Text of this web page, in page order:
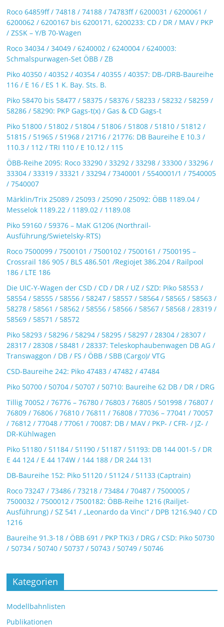
Roco 64859ff / 74818 / 74188 / 74783ff / 6200031 / 6200061 /
6200062 / 6200167 bis 6200171, 6200233: CD / DR / MAV / PKP
/ ZSSK – Y/B 70-Wagen
Roco 34034 / 34049 / 6240002 / 6240004 / 6240003:
Schmalspurwagen-Set ÖBB / ZB
Piko 40350 / 40352 / 40354 / 40355 / 40357: DB-/DRB-Baureihe
116 / E 16 / ES 1 K. Bay. Sts. B.
Piko 58470 bis 58477 / 58375 / 58376 / 58233 / 58232 / 58259 /
58286 / 58290: PKP Gags-t(x) / Gas & CD Gags-t
Piko 51800 / 51802 / 51804 / 51806 / 51808 / 51810 / 51812 /
51815 / 51965 / 51968 / 21716 / 21776: DB Baureihe E 10.3 /
110.3 / 112 / TRI 110 / E 10.12 / 115
ÖBB-Reihe 2095: Roco 33290 / 33292 / 33298 / 33300 / 33296 /
33304 / 33319 / 33321 / 33294 / 7340001 / 5540001/1 / 7540005
/ 7540007
Märklin/Trix 25089 / 25093 / 25090 / 25092: ÖBB 1189.04 /
Messelok 1189.22 / 1189.02 / 1189.08
Piko 59160 / 59376 – MaK G1206 (Northrail-
Ausführung/Swietelsky-RTS)
Roco 7500099 / 7500101 / 7500102 / 7500161 / 7500195 –
Crossrail 186 905 / BLS 486.501 /Regiojet 386.204 / Railpool
186 / LTE 186
Die UIC-Y-Wagen der CSD / CD / DR / UZ / SZD: Piko 58553 /
58554 / 58555 / 58556 / 58247 / 58557 / 58564 / 58565 / 58563 /
58278 / 58561 / 58562 / 58556 / 58566 / 58567 / 58568 / 28319 /
58569 / 58571 / 58572
Piko 58293 / 58296 / 58294 / 58295 / 58297 / 28304 / 28307 /
28317 / 28308 / 58481 / 28337: Teleskophaubenwagen DB AG /
Transwaggon / DB / FS / ÖBB / SBB (Cargo)/ VTG
CSD-Baureihe 242: Piko 47483 / 47482 / 47484
Piko 50700 / 50704 / 50707 / 50710: Baureihe 62 DB / DR / DRG
Tillig 70052 / 76776 – 76780 / 76803 / 76805 / 501998 / 76807 /
76809 / 76806 / 76810 / 76811 / 76808 / 77036 – 77041 / 70057
/ 76812 / 77048 / 77061 / 70087: DB / MAV / PKP- / CFR- / JZ- /
DR-Kühlwagen
Piko 51180 / 51184 / 51190 / 51187 / 51193: DB 144 001-5 / DR
E 44 124 / E 44 174W / 144 188 / DR 244 131
DB-Baureihe 152: Piko 51120 / 51124 / 51133 (Captrain)
Roco 73247 / 73486 / 73218 / 73484 / 70487 / 7500005 /
7500032 / 7500012 / 7500182: ÖBB-Reihe 1216 (Railjet-
Ausführung) / SZ 541 / „Leonardo da Vinci“ / DPB 1216.940 / CD
1216
Baureihe 91.3-18 / ÖBB 691 / PKP TKi3 / DRG / CSD: Piko 50730
/ 50734 / 50740 / 50737 / 50743 / 50749 / 50746
Kategorien
Modellbahnlisten
Publikationen